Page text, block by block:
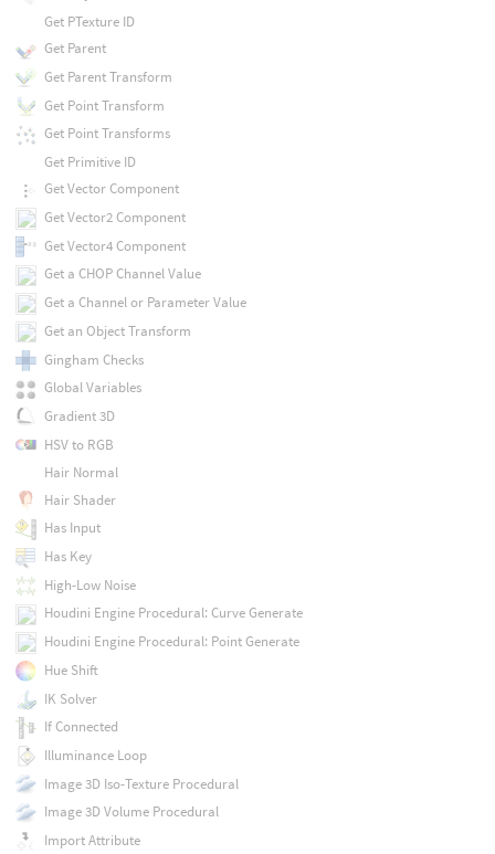
Get PTexture ID
Get Parent
Get Parent Transform
Get Point Transform
Get Point Transforms
Get Primitive ID
Get Vector Component
Get Vector2 Component
Get Vector4 Component
Get a CHOP Channel Value
Get a Channel or Parameter Value
Get an Object Transform
Gingham Checks
Global Variables
Gradient 3D
HSV to RGB
Hair Normal
Hair Shader
Has Input
Has Key
High-Low Noise
Houdini Engine Procedural: Curve Generate
Houdini Engine Procedural: Point Generate
Hue Shift
IK Solver
If Connected
Illuminance Loop
Image 3D Iso-Texture Procedural
Image 3D Volume Procedural
Import Attribute